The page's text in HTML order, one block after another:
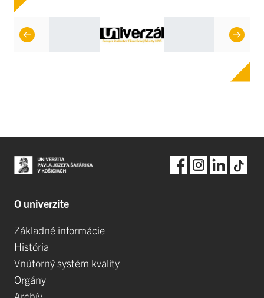
O univerzite
Základné informácie
História
Vnútorný systém kvality
Orgány